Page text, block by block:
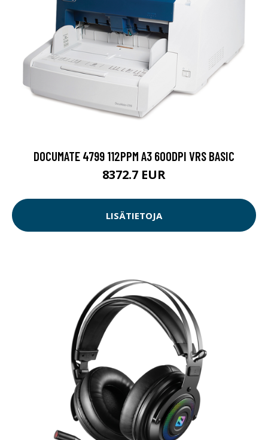
DOCUMATE 4799 112PPM A3 600DPI VRS BASIC
8372.7 EUR
LISÄTIETOJA